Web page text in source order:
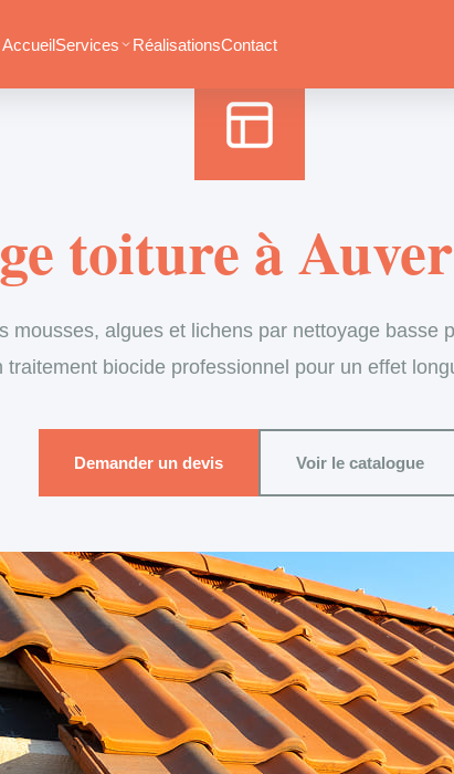
AccueilServices RéalisationsContact
toiture à
mousses, algues et lichens par nettoyage basse
traitement biocide professionnel pour un effet
Demander un devis Voir le catalogue